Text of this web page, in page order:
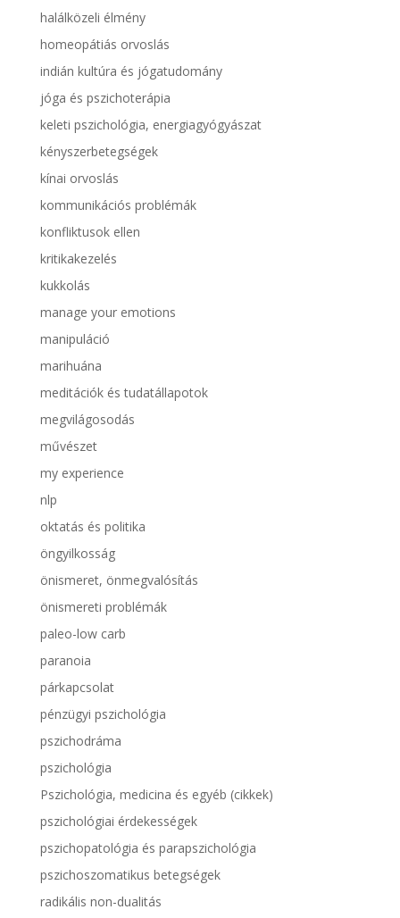
halálközeli élmény
homeopátiás orvoslás
indián kultúra és jógatudomány
jóga és pszichoterápia
keleti pszichológia, energiagyógyászat
kényszerbetegségek
kínai orvoslás
kommunikációs problémák
konfliktusok ellen
kritikakezelés
kukkolás
manage your emotions
manipuláció
marihuána
meditációk és tudatállapotok
megvilágosodás
művészet
my experience
nlp
oktatás és politika
öngyilkosság
önismeret, önmegvalósítás
önismereti problémák
paleo-low carb
paranoia
párkapcsolat
pénzügyi pszichológia
pszichodráma
pszichológia
Pszichológia, medicina és egyéb (cikkek)
pszichológiai érdekességek
pszichopatológia és parapszichológia
pszichoszomatikus betegségek
radikális non-dualitás